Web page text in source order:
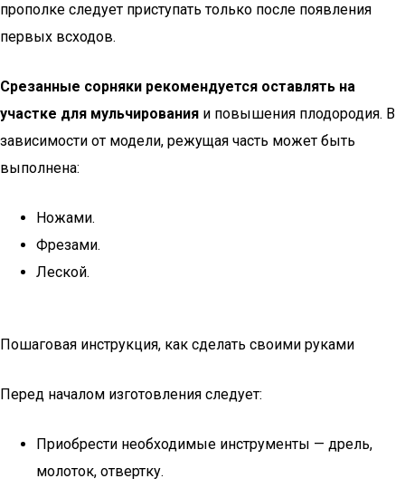
прополке следует приступать только после появления
первых всходов.
Срезанные сорняки рекомендуется оставлять на
участке для мульчирования и повышения плодородия. В
зависимости от модели, режущая часть может быть
выполнена:
Ножами.
Фрезами.
Леской.
Пошаговая инструкция, как сделать своими руками
Перед началом изготовления следует:
Приобрести необходимые инструменты — дрель,
молоток, отвертку.